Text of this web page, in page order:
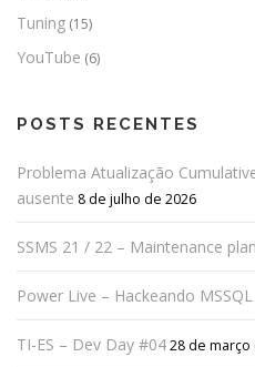
Tuning (15)
YouTube (6)
POSTS RECENTES
Problema Atualização
ausente 8 de julho de 2026
SSMS 21 / 22 – Maintenance
Power Live – Hackeando
TI-ES – Dev Day #0428 de março